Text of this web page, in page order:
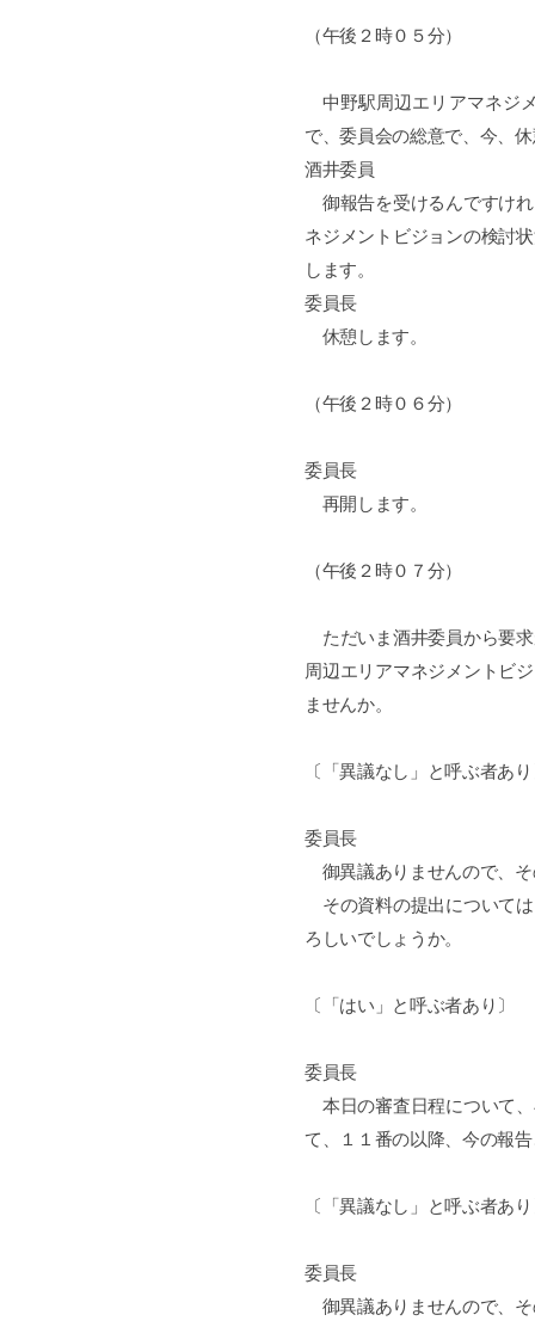
（午後２時０５分）
中野駅周辺エリアマネジ
で、委員会の総意で、今、
酒井委員
御報告を受けるんですけ
ネジメントビジョンの検討
します。
委員長
休憩します。
（午後２時０６分）
委員長
再開します。
（午後２時０７分）
ただいま酒井委員から要
周辺エリアマネジメントビ
ませんか。
〔「異議なし」と呼ぶ者あ
委員長
御異議ありませんので、
その資料の提出について
ろしいでしょうか。
〔「はい」と呼ぶ者あり〕
委員長
本日の審査日程について
て、１１番の以降、今の報
〔「異議なし」と呼ぶ者あ
委員長
御異議ありませんので、